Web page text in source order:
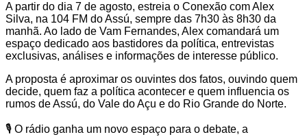
A partir do dia 7 de agosto, estreia o Conexão com Alex
Silva, na 104 FM do Assú, sempre das 7h30 às 8h30 da
manhã. Ao lado de Vam Fernandes, Alex comandará um
espaço dedicado aos bastidores da política, entrevistas
exclusivas, análises e informações de interesse público.
A proposta é aproximar os ouvintes dos fatos, ouvindo quem
decide, quem faz a política acontecer e quem influencia os
rumos de Assú, do Vale do Açu e do Rio Grande do Norte.
🎙️ O rádio ganha um novo espaço para o debate, a